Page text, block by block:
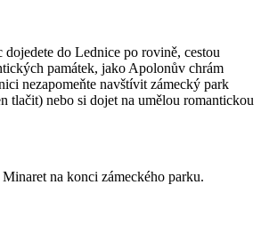
dojedete do Lednice po rovině, cestou
památek, jako Apolonův chrám
nezapomeňte navštívit zámecký park
tlačit) nebo si dojet na umělou romantickou
na konci zámeckého parku.